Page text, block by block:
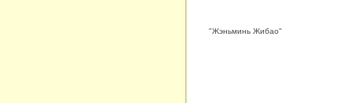
"Жэньминь Жибао"